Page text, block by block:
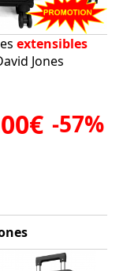
extensibles
Jones
-57%